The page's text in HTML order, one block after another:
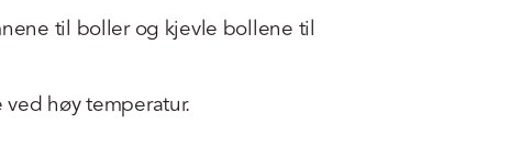
til boller og kjevle bollene til
høy temperatur.